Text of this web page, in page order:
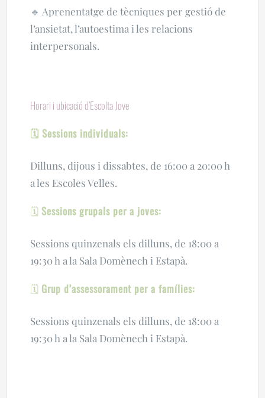
🔹 Aprenentatge de tècniques per gestió de
l’ansietat, l’autoestima i les relacions
interpersonals.
Horari i ubicació d’Escolta Jove
🗓️ Sessions individuals:
Dilluns, dijous i dissabtes, de 16:00 a 20:00 h
a les Escoles Velles.
🗓️ Sessions grupals per a joves:
Sessions quinzenals els dilluns, de 18:00 a
19:30 h a la Sala Domènech i Estapà.
🗓️ Grup d’assessorament per a famílies:
Sessions quinzenals els dilluns, de 18:00 a
19:30 h a la Sala Domènech i Estapà.